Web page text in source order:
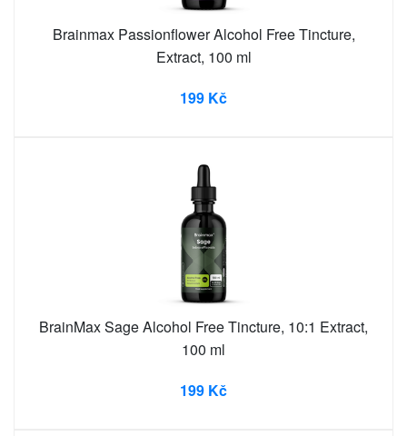
Brainmax Passionflower Alcohol Free Tincture,
Extract, 100 ml
199 Kč
BrainMax Sage Alcohol Free Tincture, 10:1 Extract,
100 ml
199 Kč